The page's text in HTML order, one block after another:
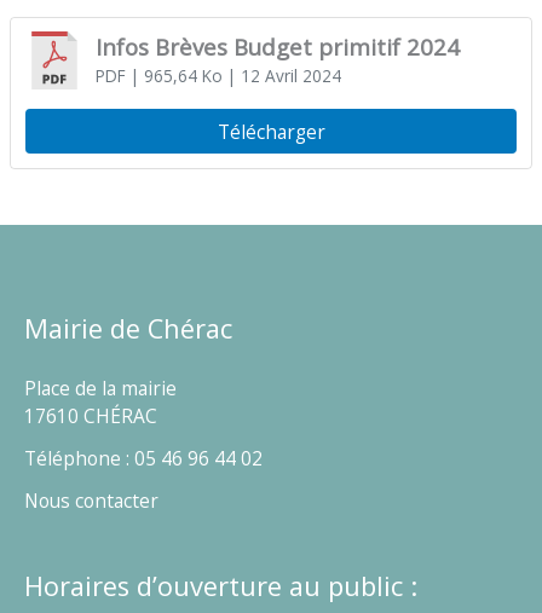
Infos Brèves Budget primitif 2024
PDF| 965,64 Ko | 12 Avril 2024
Télécharger
Mairie de Chérac
Place de la mairie
17610 CHÉRAC
Téléphone : 05 46 96 44 02
Nous contacter
Horaires d’ouverture au public :